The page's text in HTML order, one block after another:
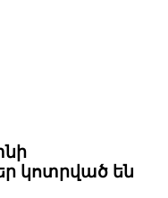
կոտրված են